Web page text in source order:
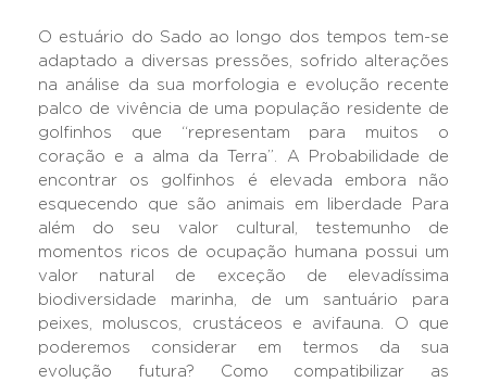
O estuário do Sado ao longo dos tempos tem-se
adaptado a diversas pressões, sofrido alterações
na análise da sua morfologia e evolução recente
palco de vivência de uma população residente de
golfinhos que “representam para muitos o
coração e a alma da Terra”. A Probabilidade de
encontrar os golfinhos é elevada embora não
esquecendo que são animais em liberdade Para
além do seu valor cultural, testemunho de
momentos ricos de ocupação humana possui um
valor natural de exceção de elevadíssima
biodiversidade marinha, de um santuário para
peixes, moluscos, crustáceos e avifauna. O que
poderemos considerar em termos da sua
evolução futura? Como compatibilizar as